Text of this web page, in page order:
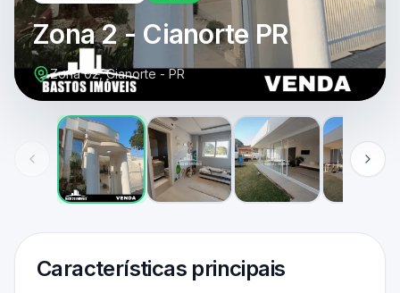
Zona 2 - Cianorte PR
Zona 02, Cianorte - PR
Características principais